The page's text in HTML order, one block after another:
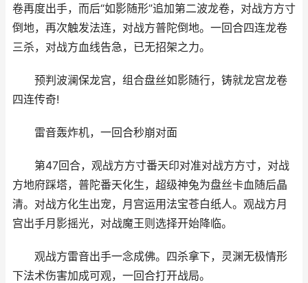
卷再度出手，而后“如影随形”追加第二波龙卷，对战方方寸
倒地，再次触发法连，对战方普陀倒地。一回合四连龙卷
三杀，对战方血线告急，已无招架之力。
预判波澜保龙宫，组合盘丝如影随行，铸就龙宫龙卷
四连传奇!
雷音轰炸机，一回合秒崩对面
第47回合，观战方方寸番天印对准对战方方寸，对战
方地府踩塔，普陀番天化生，超级神兔为盘丝卡血随后晶
清。对战方化生出宠，月宫运用法宝苍白纸人。观战方月
宫出手月影摇光，对战魔王则选择开始降临。
观战方雷音出手一念成佛。四杀拿下，灵渊无极情形
下法术伤害加成可观，一回合打开战局。